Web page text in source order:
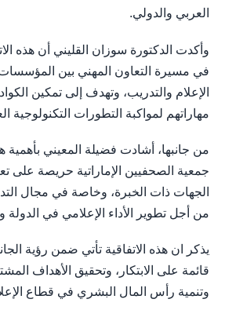
العربي والدولي.
وأكدت الدكتورة سوزان القليني أن هذه
في مسيرة التعاون المهني بين
الإعلام والتدريب، وتهدف إلى تمكين
مهاراتهم لمواكبة التطورات التكنولوجية
من جانبها، أشادت فضيلة المعيني بأهمية
جمعية الصحفيين الإماراتية حريصة على
الجهات ذات الخبرة، وخاصة في مجال
من أجل تطوير الأداء الإعلامي في الدولة
يذكر ان هذه الاتفاقية تأتي ضمن رؤية
قائمة على الابتكار، وتحقيق الأهداف
وتنمية رأس المال البشري في قطاع